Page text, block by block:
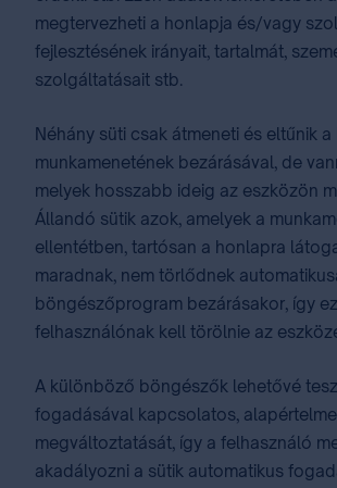
megtervezheti a honlapja és/vagy
fejlesztésének irányait, tartalmát,
szolgáltatásait stb.
Néhány süti csak átmeneti és eltűnik
munkamenetének bezárásával, de
melyek hosszabb ideig az eszközön
Állandó sütik azok, amelyek a
ellentétben, tartósan a honlapra
maradnak, nem törlődnek
böngészőprogram bezárásakor, így
felhasználónak kell törölnie az
A különböző böngészők lehetővé
fogadásával kapcsolatos,
megváltoztatását, így a felhasználó
akadályozni a sütik automatikus